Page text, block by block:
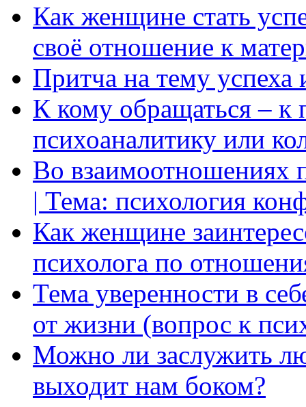
Как женщине стать
своё отношение к
Притча на тему успеха
К кому обращаться – к
психоаналитику или
Во взаимоотношениях
| Тема: психология
Как женщине
психолога по
Тема уверенности в
от жизни (вопрос к
Можно ли заслужить
выходит нам боком?